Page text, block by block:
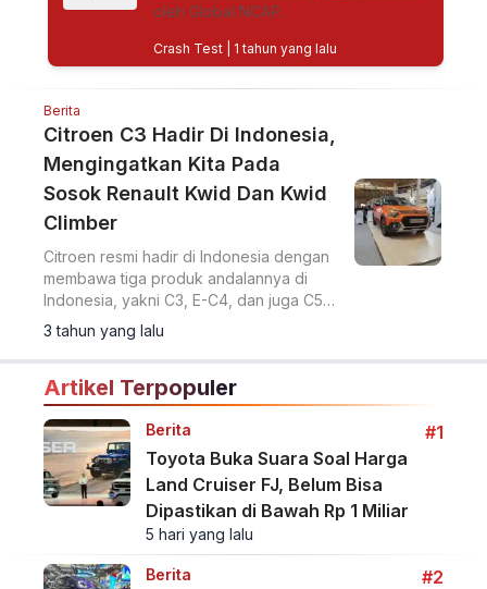
oleh Global NCAP.
Crash Test| 1 tahun yang lalu
Berita
Citroen C3 Hadir Di Indonesia,
Mengingatkan Kita Pada
Sosok Renault Kwid Dan Kwid
Climber
Citroen resmi hadir di Indonesia dengan
membawa tiga produk andalannya di
Indonesia, yakni C3, E-C4, dan juga C5
Aircross.
3 tahun yang lalu
Artikel Terpopuler
Berita
#1
Toyota Buka Suara Soal Harga
Land Cruiser FJ, Belum Bisa
Dipastikan di Bawah Rp 1 Miliar
5 hari yang lalu
Berita
#2